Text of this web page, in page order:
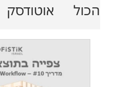
הכול אוטודסק